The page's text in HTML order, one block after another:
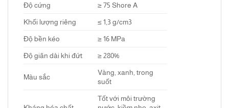
Độ cứng ≥ 75 Shore A
Khối lượng riêng ≤ 1,3 g/cm3
Độ bền kéo ≥ 16 MPa
Độ giãn dài khi đứt ≥ 280%
Màu sắc
Vàng, xanh, trong
suốt
Tốt với môi trường